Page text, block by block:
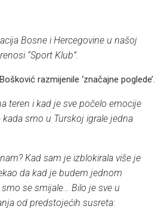
Bosne i Hercegovine u našoj
“Sport Klub”.
razmijenile ‘značajne poglede’.
teren i kad je sve počelo emocije
smo u Turskoj igrale jedna
Kad sam je izblokirala više je
da kad je budem jednom
se smijale… Bilo je sve u
od predstojećih susreta: